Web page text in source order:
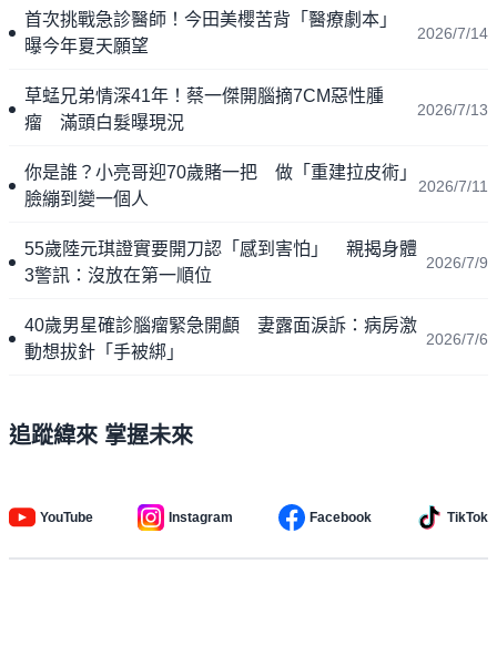
首次挑戰急診醫師！今田美櫻苦背「醫療劇本」
曝今年夏天願望
2026/7/14
草蜢兄弟情深41年！蔡一傑開腦摘7CM惡性腫
瘤 滿頭白髮曝現況
2026/7/13
你是誰？小亮哥迎70歲賭一把 做「重建拉皮術」
臉繃到變一個人
2026/7/11
55歲陸元琪證實要開刀認「感到害怕」 親揭身體
3警訊：沒放在第一順位
2026/7/9
40歲男星確診腦瘤緊急開顱 妻露面淚訴：病房激
動想拔針「手被綁」
2026/7/6
追蹤緯來 掌握未來
YouTube Instagram Facebook TikTok